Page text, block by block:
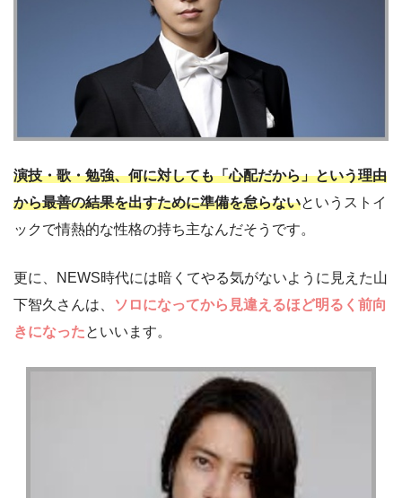
演技・歌・勉強、何に対しても「心配だから」という理由
から最善の結果を出すために準備を怠らないというストイ
ックで情熱的な性格の持ち主なんだそうです。
更に、NEWS時代には暗くてやる気がないように見えた山
下智久さんは、
ソロになってから見違えるほど明るく前向
きになったといいます。